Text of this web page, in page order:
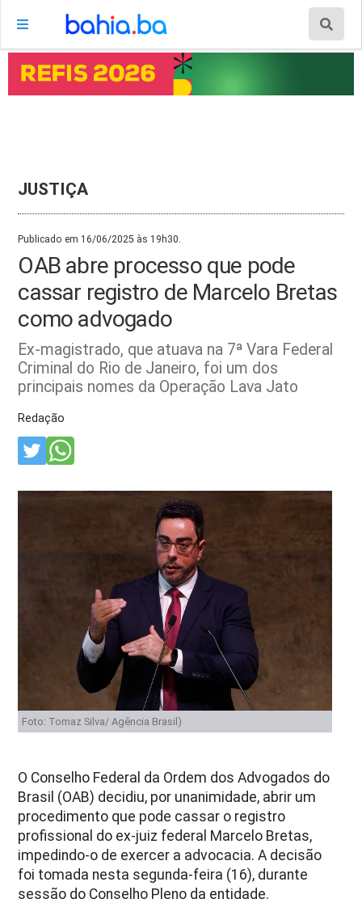
JUSTIÇA
Publicado em 16/06/2025 às 19h30.
OAB abre processo que pode
cassar registro de Marcelo Bretas
como advogado
Ex-magistrado, que atuava na 7ª Vara Federal
Criminal do Rio de Janeiro, foi um dos
principais nomes da Operação Lava Jato
Redação
Foto: Tomaz Silva/ Agência Brasil)
O Conselho Federal da Ordem dos Advogados do
Brasil (OAB) decidiu, por unanimidade, abrir um
procedimento que pode cassar o registro
profissional do ex-juiz federal Marcelo Bretas,
impedindo-o de exercer a advocacia. A decisão
foi tomada nesta segunda-feira (16), durante
sessão do Conselho Pleno da entidade.